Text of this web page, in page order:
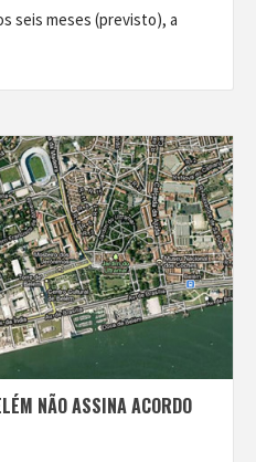
seis meses (previsto), a
NÃO ASSINA ACORDO